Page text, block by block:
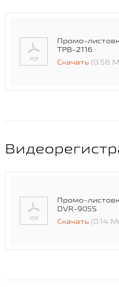
Промо-
TPB-2116
Скачать (0.58
Промо-
DVR-905S
Скачать (0.14